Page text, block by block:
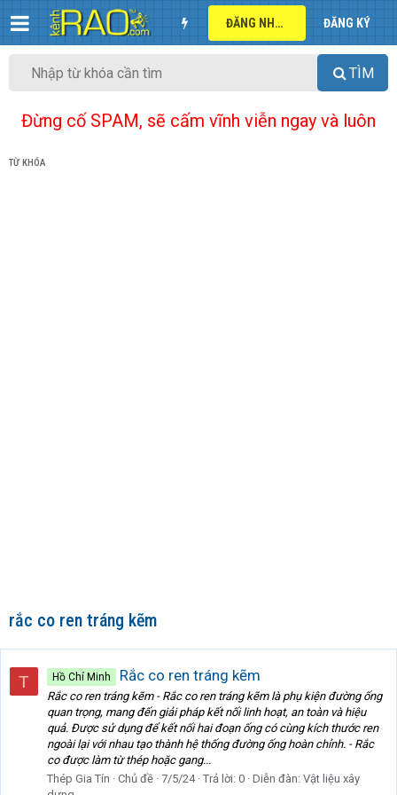
ĐĂNG NHẬP ĐĂNG KÝ
TÌM
Đừng cố SPAM, sẽ cấm vĩnh viễn ngay và luôn
TỪ KHÓA
rắc co ren tráng kẽm
T Hồ Chí Minh Rắc co ren tráng kẽm
Rắc co ren tráng kẽm - Rắc co ren tráng kẽm là phụ kiện đường ống
quan trọng, mang đến giải pháp kết nối linh hoạt, an toàn và hiệu
quả. Được sử dụng để kết nối hai đoạn ống có cùng kích thước ren
ngoài lại với nhau tạo thành hệ thống đường ống hoàn chỉnh. - Rắc
co được làm từ thép hoặc gang...
Thép Gia Tín
Chủ đề 7/5/24 Trả lời: 0 Diễn đàn: Vật liệu xây